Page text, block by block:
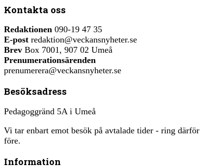
Kontakta oss
Redaktionen 090-19 47 35
E-post redaktion@veckansnyheter.se
Brev Box 7001, 907 02 Umeå
Prenumerationsärenden
prenumerera@veckansnyheter.se
Besöksadress
Pedagoggränd 5A i Umeå
Vi tar enbart emot besök på avtalade tider - ring därför
före.
Information